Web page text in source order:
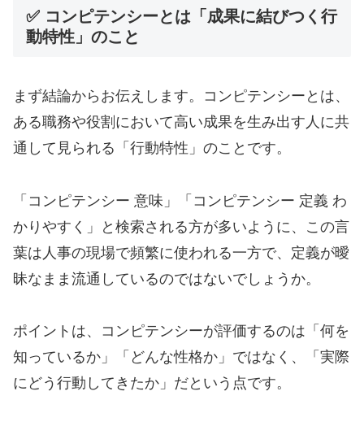
✅ コンピテンシーとは「成果に結びつく行
動特性」のこと
まず結論からお伝えします。コンピテンシーとは、
ある職務や役割において高い成果を生み出す人に共
通して見られる「行動特性」のことです。
「コンピテンシー 意味」「コンピテンシー 定義 わ
かりやすく」と検索される方が多いように、この言
葉は人事の現場で頻繁に使われる一方で、定義が曖
昧なまま流通しているのではないでしょうか。
ポイントは、コンピテンシーが評価するのは「何を
知っているか」「どんな性格か」ではなく、「実際
にどう行動してきたか」だという点です。